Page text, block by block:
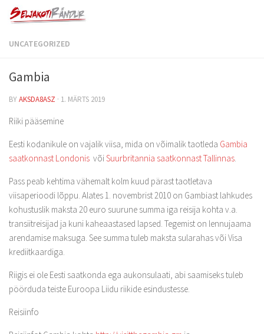
UNCATEGORIZED
Gambia
BYAKSDA8ASZ · 1. MÄRTS 2019
Riiki pääsemine
Eesti kodanikule on vajalik viisa, mida on võimalik taotleda Gambia
saatkonnast Londonis võiSuurbritannia saatkonnast Tallinnas.
Pass peab kehtima vähemalt kolm kuud pärast taotletava
viisaperioodi lõppu. Alates 1. novembrist 2010 on Gambiast lahkudes
kohustuslik maksta 20 euro suurune summa iga reisija kohta v.a.
transiitreisijad ja kuni kaheaastased lapsed. Tegemist on lennujaama
arendamise maksuga. See summa tuleb maksta sularahas või Visa
krediitkaardiga.
Riigis ei ole Eesti saatkonda ega aukonsulaati, abi saamiseks tuleb
pöörduda teiste Euroopa Liidu riikide esindustesse.
Reisiinfo